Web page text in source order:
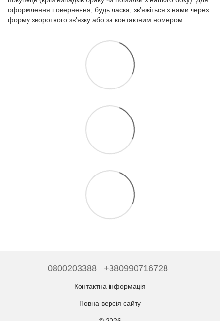
оформлення повернення, будь ласка, зв’яжіться з нами через
форму зворотного зв’язку або за контактним номером.
0800203388 +380990716728
Контактна інформація
Повна версія сайту